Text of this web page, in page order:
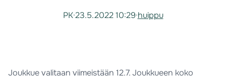
PK·23.5.2022 10:29·huippu
Joukkue valitaan viimeistään 12.7. Joukkueen koko